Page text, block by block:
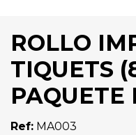
ROLLO
TIQUETS
PAQUETE
Ref: MA003